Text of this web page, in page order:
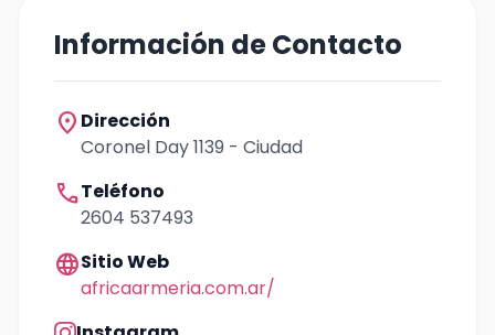
Información de Contacto
location_on Dirección
Coronel Day 1139 - Ciudad
callTeléfono
2604 537493
languageSitio Web
africaarmeria.com.ar/